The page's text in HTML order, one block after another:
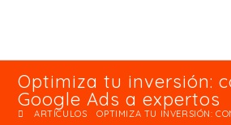
Optimiza tu inversión:
Google Ads a expertos
ARTÍCULOS OPTIMIZA TU INVERSIÓN: